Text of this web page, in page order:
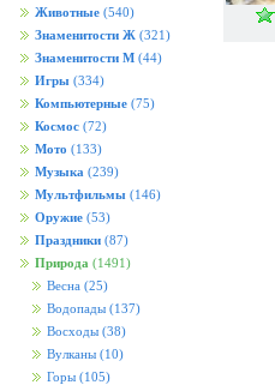
Животные (540)
Знаменитости Ж (321)
Знаменитости М (44)
Игры (334)
Компьютерные (75)
Космос (72)
Мото (133)
Музыка (239)
Мультфильмы (146)
Оружие (53)
Праздники (87)
Природа (1491)
Весна (25)
Водопады (137)
Восходы (38)
Вулканы (10)
Горы (105)